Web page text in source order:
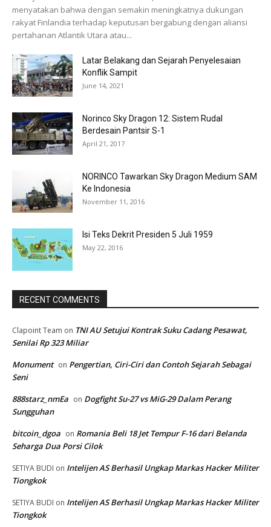
menyatakan bahwa dengan semakin meningkatnya dukungan
rakyat Finlandia terhadap keputusan bergabung dengan aliansi
pertahanan Atlantik Utara atau...
Latar Belakang dan Sejarah Penyelesaian
Konflik Sampit
June 14, 2021
Norinco Sky Dragon 12: Sistem Rudal
Berdesain Pantsir S-1
April 21, 2017
NORINCO Tawarkan Sky Dragon Medium SAM
Ke Indonesia
November 11, 2016
Isi Teks Dekrit Presiden 5 Juli 1959
May 22, 2016
RECENT COMMENTS
Clapoint Team on TNI AU Setujui Kontrak Suku Cadang Pesawat,
Senilai Rp 323 Miliar
Monument on Pengertian, Ciri-Ciri dan Contoh Sejarah Sebagai
Seni
888starz_nmEa on Dogfight Su-27 vs MiG-29 Dalam Perang
Sungguhan
bitcoin_dgoa on Romania Beli 18 Jet Tempur F-16 dari Belanda
Seharga Dua Porsi Cilok
SETIYA BUDI on Intelijen AS Berhasil Ungkap Markas Hacker Militer
Tiongkok
SETIYA BUDI on Intelijen AS Berhasil Ungkap Markas Hacker Militer
Tiongkok